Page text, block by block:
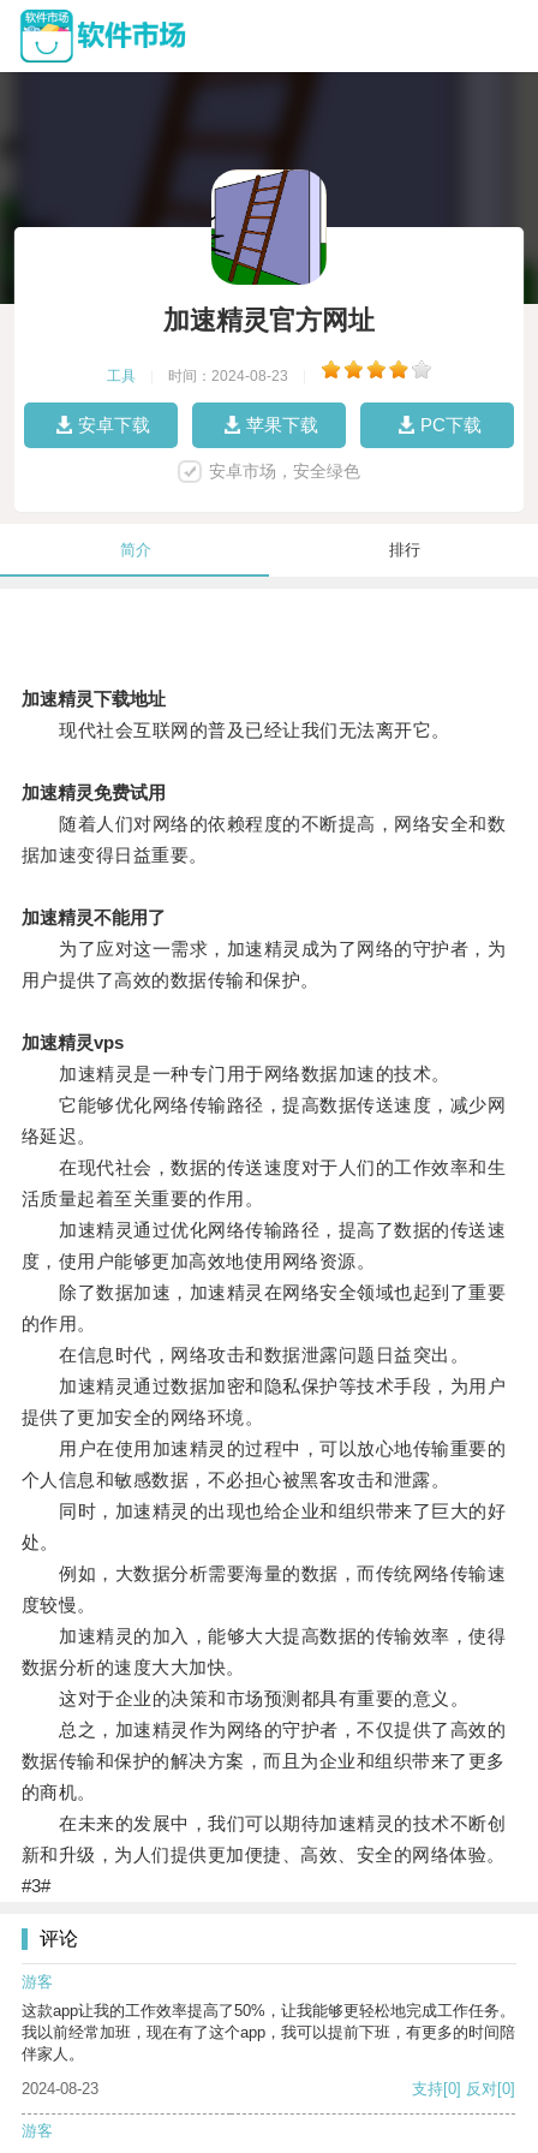
加速精灵官方网址
工具 时间：2024-08-23
安卓下载 苹果下载 PC下载
安卓市场，安全绿色
简介 排行
加速精灵下载地址
现代社会互联网的普及已经让我们无法离开它。
加速精灵免费试用
随着人们对网络的依赖程度的不断提高，网络安全和数
据加速变得日益重要。
加速精灵不能用了
为了应对这一需求，加速精灵成为了网络的守护者，为
用户提供了高效的数据传输和保护。
加速精灵vps
加速精灵是一种专门用于网络数据加速的技术。
它能够优化网络传输路径，提高数据传送速度，减少网
络延迟。
在现代社会，数据的传送速度对于人们的工作效率和生
活质量起着至关重要的作用。
加速精灵通过优化网络传输路径，提高了数据的传送速
度，使用户能够更加高效地使用网络资源。
除了数据加速，加速精灵在网络安全领域也起到了重要
的作用。
在信息时代，网络攻击和数据泄露问题日益突出。
加速精灵通过数据加密和隐私保护等技术手段，为用户
提供了更加安全的网络环境。
用户在使用加速精灵的过程中，可以放心地传输重要的
个人信息和敏感数据，不必担心被黑客攻击和泄露。
同时，加速精灵的出现也给企业和组织带来了巨大的好
处。
例如，大数据分析需要海量的数据，而传统网络传输速
度较慢。
加速精灵的加入，能够大大提高数据的传输效率，使得
数据分析的速度大大加快。
这对于企业的决策和市场预测都具有重要的意义。
总之，加速精灵作为网络的守护者，不仅提供了高效的
数据传输和保护的解决方案，而且为企业和组织带来了更多
的商机。
在未来的发展中，我们可以期待加速精灵的技术不断创
新和升级，为人们提供更加便捷、高效、安全的网络体验。
#3#
评论
游客
这款app让我的工作效率提高了50%，让我能够更轻松地完成工作任务。
我以前经常加班，现在有了这个app，我可以提前下班，有更多的时间陪
伴家人。
2024-08-23
支持[0] 反对[0]
游客